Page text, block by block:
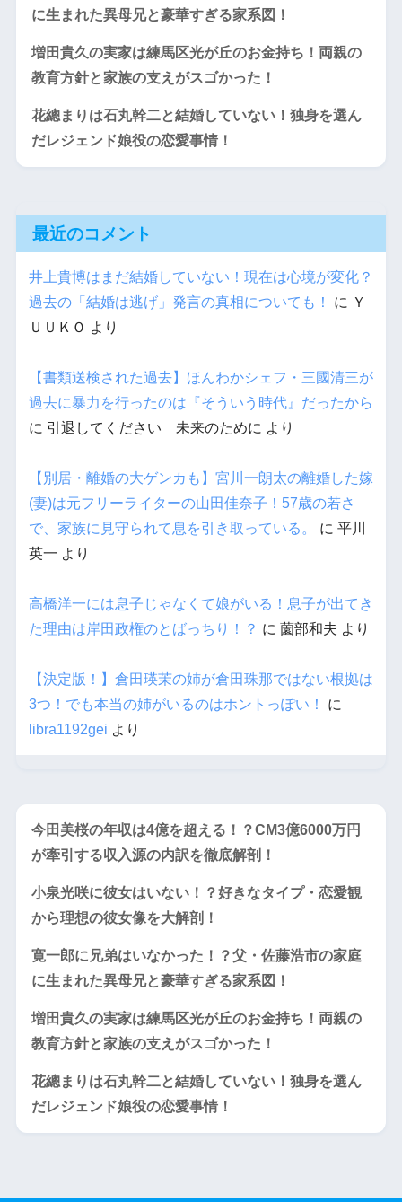
に生まれた異母兄と豪華すぎる家系図！
増田貴久の実家は練馬区光が丘のお金持ち！両親の
教育方針と家族の支えがスゴかった！
花總まりは石丸幹二と結婚していない！独身を選ん
だレジェンド娘役の恋愛事情！
最近のコメント
井上貴博はまだ結婚していない！現在は心境が変化？
過去の「結婚は逃げ」発言の真相についても！
に Ｙ
ＵＵＫＯ より
【書類送検された過去】ほんわかシェフ・三國清三が
過去に暴力を行ったのは『そういう時代』だったから
に 引退してください 未来のために より
【別居・離婚の大ゲンカも】宮川一朗太の離婚した嫁
(妻)は元フリーライターの山田佳奈子！57歳の若さ
で、家族に見守られて息を引き取っている。
に 平川
英一 より
高橋洋一には息子じゃなくて娘がいる！息子が出てき
た理由は岸田政権のとばっちり！？ に 薗部和夫 より
【決定版！】倉田瑛茉の姉が倉田珠那ではない根拠は
3つ！でも本当の姉がいるのはホントっぽい！
に
libra1192gei より
今田美桜の年収は4億を超える！？CM3億6000万円
が牽引する収入源の内訳を徹底解剖！
小泉光咲に彼女はいない！？好きなタイプ・恋愛観
から理想の彼女像を大解剖！
寛一郎に兄弟はいなかった！？父・佐藤浩市の家庭
に生まれた異母兄と豪華すぎる家系図！
増田貴久の実家は練馬区光が丘のお金持ち！両親の
教育方針と家族の支えがスゴかった！
花總まりは石丸幹二と結婚していない！独身を選ん
だレジェンド娘役の恋愛事情！